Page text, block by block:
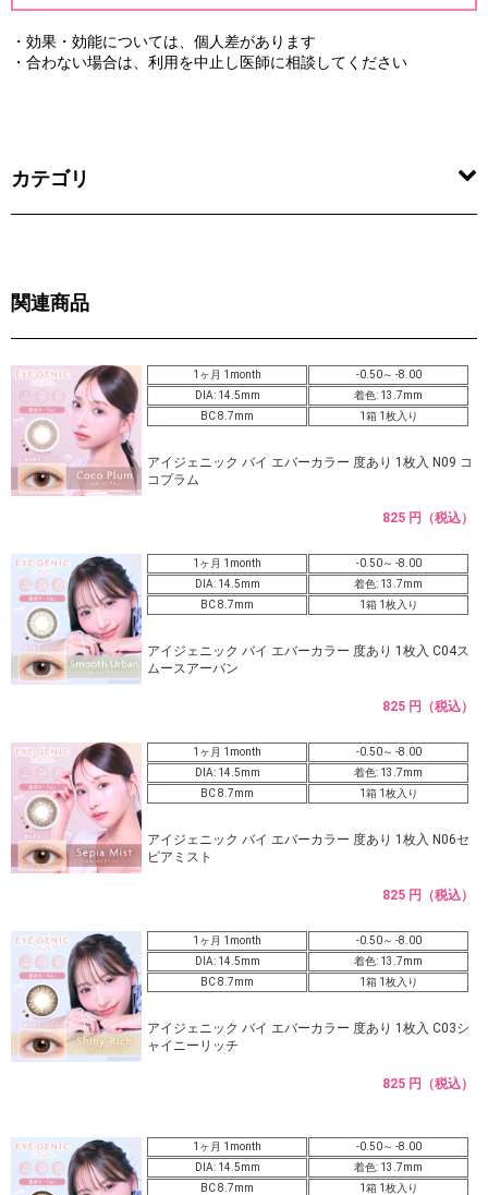
・効果・効能については、個人差があります
・合わない場合は、利用を中止し医師に相談してください
カテゴリ
関連商品
1ヶ月 1month
-0.50～ -8.00
DIA: 14.5mm
着色: 13.7mm
BC 8.7mm
1箱 1枚入り
アイジェニック バイ エバーカラー 度あり 1枚入 N09 コ
コプラム
825 円（税込）
1ヶ月 1month
-0.50～ -8.00
DIA: 14.5mm
着色: 13.7mm
BC 8.7mm
1箱 1枚入り
アイジェニック バイ エバーカラー 度あり 1枚入 C04ス
ムースアーバン
825 円（税込）
1ヶ月 1month
-0.50～ -8.00
DIA: 14.5mm
着色: 13.7mm
BC 8.7mm
1箱 1枚入り
アイジェニック バイ エバーカラー 度あり 1枚入 N06セ
ピアミスト
825 円（税込）
1ヶ月 1month
-0.50～ -8.00
DIA: 14.5mm
着色: 13.7mm
BC 8.7mm
1箱 1枚入り
アイジェニック バイ エバーカラー 度あり 1枚入 C03シ
ャイニーリッチ
825 円（税込）
1ヶ月 1month
-0.50～ -8.00
DIA: 14.5mm
着色: 13.7mm
BC 8.7mm
1箱 1枚入り